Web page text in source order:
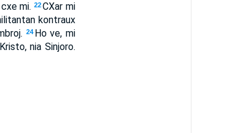
mi. 22CXar mi
kontraux
24 Ho ve, mi
nia Sinjoro.